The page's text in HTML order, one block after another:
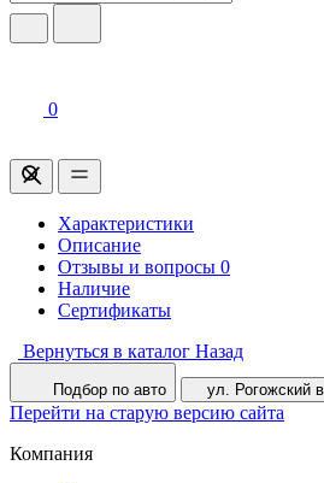
0
Характеристики
Описание
Отзывы и вопросы 0
Наличие
Сертификаты
Вернуться в каталог Назад
Подбор по авто ул. Рогожский
Перейти на старую версию сайта
Компания